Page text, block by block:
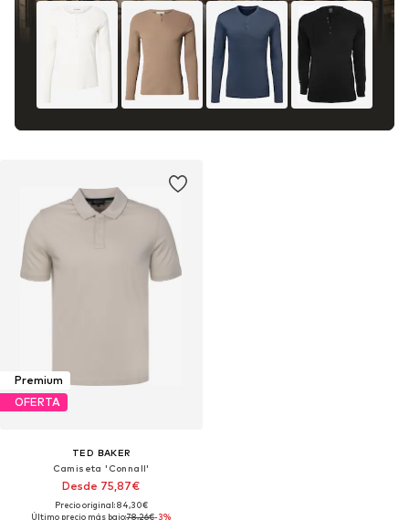
Premium
OFERTA
TED BAKER
Camiseta 'Connall'
Desde 75,87€
Precio original: 84,30€
Último precio más bajo:78,26€-3%